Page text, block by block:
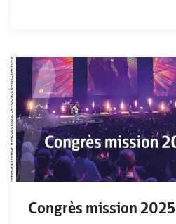
Congrès mission 2025